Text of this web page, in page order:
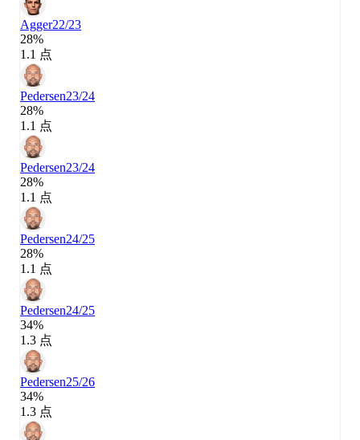
Agger22/23
28%
1.1 点
Pedersen23/24
28%
1.1 点
Pedersen23/24
28%
1.1 点
Pedersen24/25
28%
1.1 点
Pedersen24/25
34%
1.3 点
Pedersen25/26
34%
1.3 点